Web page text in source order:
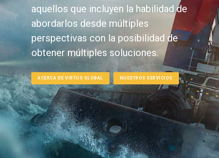
aquellos que incluyen la habilidad de
abordarlos desde múltiples
perspectivas con la posibilidad de
obtener múltiples soluciones.
ACERCA DE VIRTUS GLOBAL NUESTROS SERVICIOS